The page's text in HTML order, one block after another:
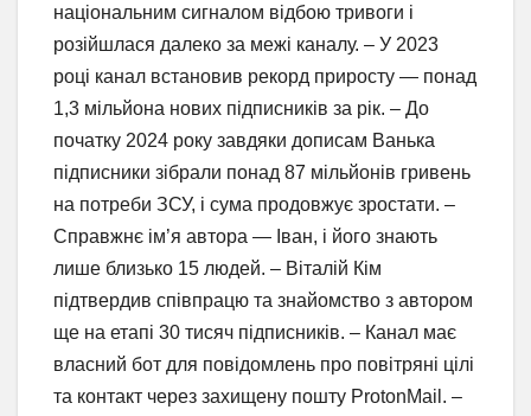
національним сигналом відбою тривоги і
розійшлася далеко за межі каналу. – У 2023
році канал встановив рекорд приросту — понад
1,3 мільйона нових підписників за рік. – До
початку 2024 року завдяки дописам Ванька
підписники зібрали понад 87 мільйонів гривень
на потреби ЗСУ, і сума продовжує зростати. –
Справжнє ім’я автора — Іван, і його знають
лише близько 15 людей. – Віталій Кім
підтвердив співпрацю та знайомство з автором
ще на етапі 30 тисяч підписників. – Канал має
власний бот для повідомлень про повітряні цілі
та контакт через захищену пошту ProtonMail. –